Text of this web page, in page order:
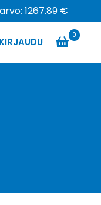
1267.89 €
KIRJAUDU
0